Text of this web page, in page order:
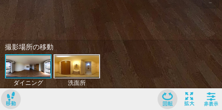
撮影場所の移動
ダイニング 洗面所
﹣